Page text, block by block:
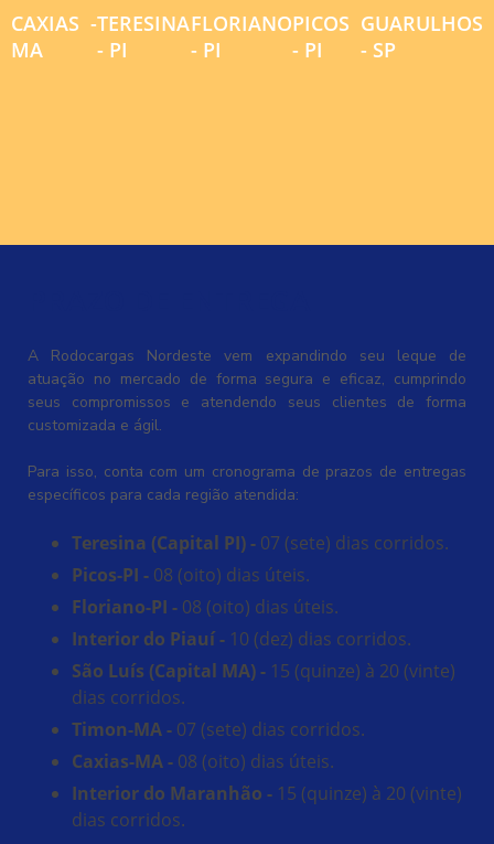
CAXIAS -
MA
TERESINA
- PI
FLORIANO
- PI
PICOS
- PI
GUARULHOS
- SP
A Rodocargas Nordeste vem expandindo seu leque de
atuação no mercado de forma segura e eficaz, cumprindo
seus compromissos e atendendo seus clientes de forma
customizada e ágil.
Para isso, conta com um cronograma de prazos de entregas
específicos para cada região atendida:
Teresina (Capital PI) - 07 (sete) dias corridos.
Picos-PI - 08 (oito) dias úteis.
Floriano-PI - 08 (oito) dias úteis.
Interior do Piauí - 10 (dez) dias corridos.
São Luís (Capital MA) - 15 (quinze) à 20 (vinte)
dias corridos.
Timon-MA - 07 (sete) dias corridos.
Caxias-MA - 08 (oito) dias úteis.
Interior do Maranhão - 15 (quinze) à 20 (vinte)
dias corridos.